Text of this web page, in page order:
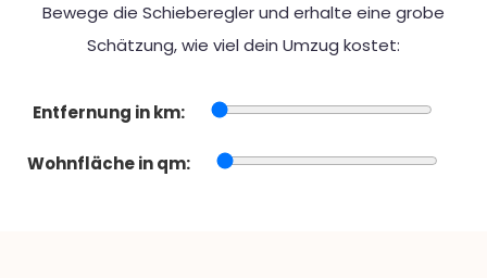
Bewege die Schieberegler und erhalte eine grobe
Schätzung, wie viel dein Umzug kostet:
Entfernung in km:
Wohnfläche in qm: